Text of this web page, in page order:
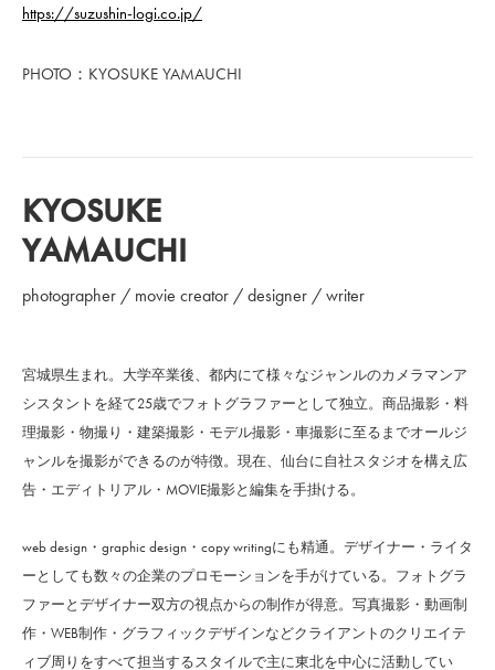
https://suzushin-logi.co.jp/
PHOTO：KYOSUKE YAMAUCHI
KYOSUKE
YAMAUCHI
photographer / movie creator / designer / writer
宮城県生まれ。大学卒業後、都内にて様々なジャンルのカメラマンア
シスタントを経て25歳でフォトグラファーとして独立。商品撮影・料
理撮影・物撮り・建築撮影・モデル撮影・車撮影に至るまでオールジ
ャンルを撮影ができるのが特徴。現在、仙台に自社スタジオを構え広
告・エディトリアル・MOVIE撮影と編集を手掛ける。
web design・graphic design・copy writingにも精通。デザイナー・ライタ
ーとしても数々の企業のプロモーションを手がけている。フォトグラ
ファーとデザイナー双方の視点からの制作が得意。写真撮影・動画制
作・WEB制作・グラフィックデザインなどクライアントのクリエイテ
ィブ周りをすべて担当するスタイルで主に東北を中心に活動してい